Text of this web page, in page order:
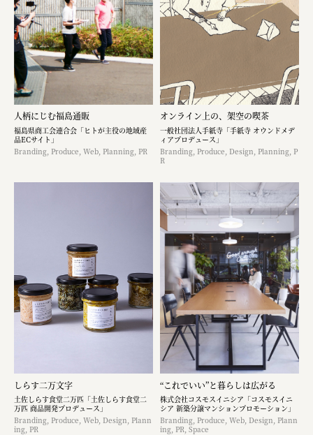
人柄にじむ福島通販
福島県商工会連合会「ヒトが主役の地域産
品ECサイト」
Branding, Produce, Web, Planning, PR
オンライン上の、架空の喫茶
一般社団法人手紙寺「手紙寺 オウンドメデ
ィアプロデュース」
Branding, Produce, Design, Planning, P
R
しらす二万文字
土佐しらす食堂二万匹「土佐しらす食堂二
万匹 商品開発プロデュース」
Branding, Produce, Web, Design, Plann
ing, PR
“これでいい”と暮らしは広がる
株式会社コスモスイニシア「コスモスイニ
シア 新築分譲マンションプロモーション」
Branding, Produce, Web, Design, Plann
ing, PR, Space